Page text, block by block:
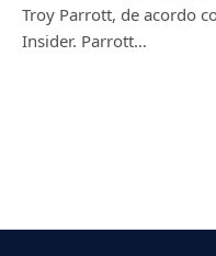
Troy Parrott, de acordo
Insider. Parrott…